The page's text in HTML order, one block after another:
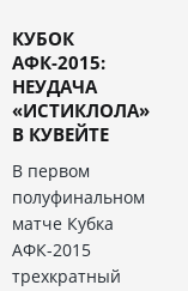
КУБОК
АФК-2015:
НЕУДАЧА
«ИСТИКЛОЛА»
В КУВЕЙТЕ
В первом
полуфинальном
матче Кубка
АФК-2015
трехкратный